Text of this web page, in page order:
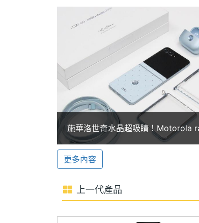
生成會議紀錄、建立個人備忘錄
一鍵啟動 moto ai，協助使用者記
慧助理。同時搭配 AI 智慧驅動的
現，更可透過 moto ai 影像增強技
5,000 萬畫素雙鏡頭
Motorola razr 60 配備 5,000 萬畫
學防手震與即時全像素對焦，各
供 122 度超廣視野與微距拍攝功
頭，支援自由懸停拍攝、廣角多人
ROM儲存空間 256 GB
儲存空間格式 UFS2.2
電池容量 4500 mAh
顯示螢幕
主螢幕尺寸 6.9 inch
主螢幕解析度 2640x1080
主螢幕材質 AMOLED
施華洛世奇水晶超吸睛！Motorola
冰藍限定版禮盒開箱
更多內容
上一代產品